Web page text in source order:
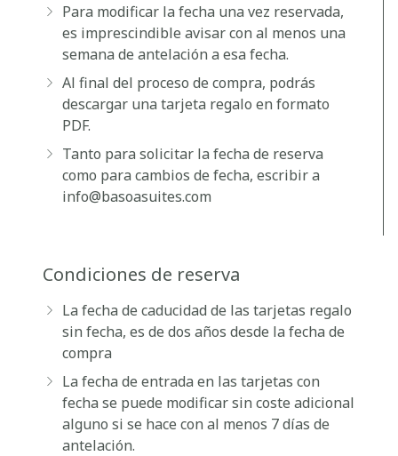
Para modificar la fecha una vez reservada,
es imprescindible avisar con al menos una
semana de antelación a esa fecha.
Al final del proceso de compra, podrás
descargar una tarjeta regalo en formato
PDF.
Tanto para solicitar la fecha de reserva
como para cambios de fecha, escribir a
info@basoasuites.com
Condiciones de reserva
La fecha de caducidad de las tarjetas regalo
sin fecha, es de dos años desde la fecha de
compra
La fecha de entrada en las tarjetas con
fecha se puede modificarsin coste adicional
alguno si se hace con al menos 7 días de
antelación.